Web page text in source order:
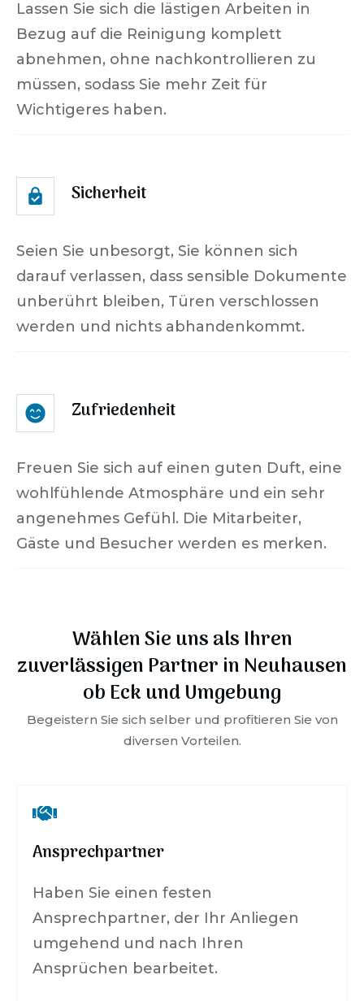
Lassen Sie sich die lästigen Arbeiten in
Bezug auf die Reinigung komplett
abnehmen, ohne nachkontrollieren zu
müssen, sodass Sie mehr Zeit für
Wichtigeres haben.
Sicherheit
Seien Sie unbesorgt, Sie können sich
darauf verlassen, dass sensible Dokumente
unberührt bleiben, Türen verschlossen
werden und nichts abhandenkommt.
Zufriedenheit
Freuen Sie sich auf einen guten Duft, eine
wohlfühlende Atmosphäre und ein sehr
angenehmes Gefühl. Die Mitarbeiter,
Gäste und Besucher werden es merken.
Wählen Sie uns als Ihren
zuverlässigen Partner inNeuhausen
ob Eckund Umgebung
Begeistern Sie sich selber und profitieren Sie von
diversen Vorteilen.
Ansprechpartner
Haben Sie einen festen
Ansprechpartner, der Ihr Anliegen
umgehend und nach Ihren
Ansprüchen bearbeitet.